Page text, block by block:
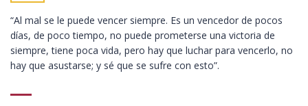
“Al mal se le puede vencer siempre. Es un vencedor de pocos
días, de poco tiempo, no puede prometerse una victoria de
siempre, tiene poca vida, pero hay que luchar para vencerlo, no
hay que asustarse; y sé que se sufre con esto”.